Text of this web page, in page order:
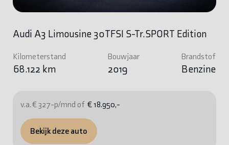
Audi A3 Limousine 30TFSI S-Tr.SPORT Edition
Kilometerstand
68.122 km
Bouwjaar
2019
Brandstof
Benzine
v.a. € 327-p/mnd of € 18.950,-
Bekijk deze auto